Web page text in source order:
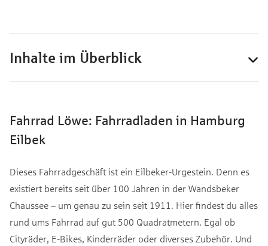
Inhalte im Überblick
Fahrrad Löwe: Fahrradladen in Hamburg
Eilbek
Dieses Fahrradgeschäft ist ein Eilbeker-Urgestein. Denn es
existiert bereits seit über 100 Jahren in der Wandsbeker
Chaussee – um genau zu sein seit 1911. Hier findest du alles
rund ums Fahrrad auf gut 500 Quadratmetern. Egal ob
Cityräder, E-Bikes, Kinderräder oder diverses Zubehör. Und